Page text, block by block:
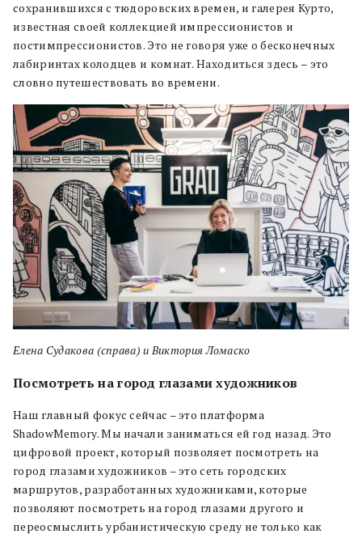
сохранившихся с тюдоровских времен, и галерея Курто,
известная своей коллекцией импрессионистов и
постимпрессионистов. Это не говоря уже о бесконечных
лабиринтах колодцев и комнат. Находиться здесь – это
словно путешествовать во времени.
Елена Судакова (справа) и Виктория Ломаско
Посмотреть на город глазами художников
Наш главный фокус сейчас – это платформа
ShadowMemory. Мы начали заниматься ей год назад. Это
цифровой проект, который позволяет посмотреть на
город глазами художников –это сеть городских
маршрутов, разработанных художниками, которые
позволяют посмотреть на город глазами другого и
переосмыслить урбанистическую среду не только как